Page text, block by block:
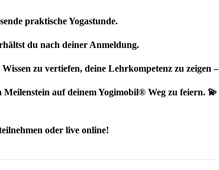
praktische Yogastunde.
du nach deiner Anmeldung.
zu vertiefen, deine Lehrkompetenz zu zeigen –
Meilenstein auf deinem Yogimobil® Weg zu feiern. 💫
oder live online!